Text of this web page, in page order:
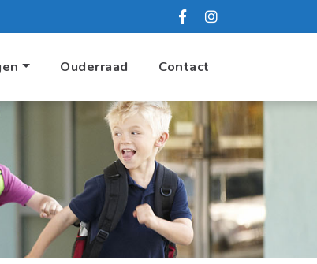
Ouderraad Contact